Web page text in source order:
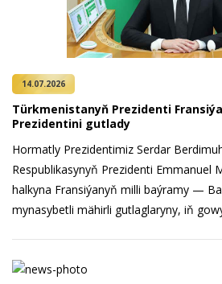
14.07.2026
Türkmenistanyň Prezidenti
Prezidentini gutlady
Hormatly Prezidentimiz Serdar
Respublikasynyň Prezidenti Emmanuel
halkyna Fransiýanyň milli baýramy —
mynasybetli mähirli gutlaglaryny, iň